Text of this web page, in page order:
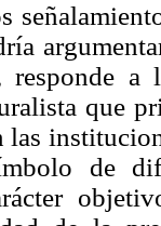
responde
que
las
de